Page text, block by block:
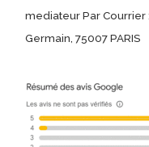
mediateur Par Courrier
Germain, 75007 PARIS